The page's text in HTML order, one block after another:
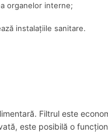
organelor interne;
instalațiile sanitare.
Filtrul este
este posibilă o